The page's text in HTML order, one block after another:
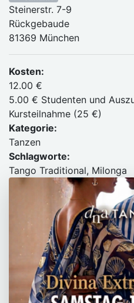
Steinerstr. 7-9
Rückgebaude
81369 München
Kosten:
12.00 €
5.00 € Studenten und
Kursteilnahme (25 €)
Kategorie:
Tanzen
Schlagworte:
Tango Traditional, Milonga